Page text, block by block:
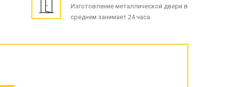
Изготовление металлической двери в
среднем занимает 24 часа.